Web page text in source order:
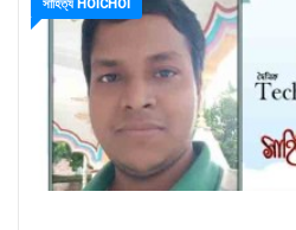
সাহিত্য HOICHOI